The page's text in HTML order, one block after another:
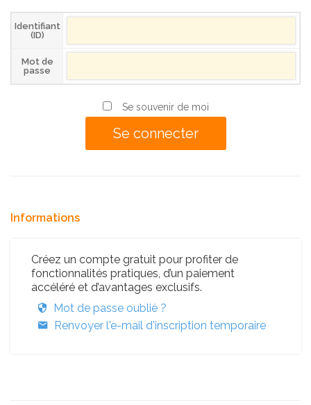
Identifiant
(ID)
Mot de
passe
Se souvenir de moi
Informations
Créez un compte gratuit pour profiter de
fonctionnalités pratiques, d’un paiement
accéléré et d’avantages exclusifs.
Mot de passe oublié ?
Renvoyer l'e-mail d'inscription temporaire